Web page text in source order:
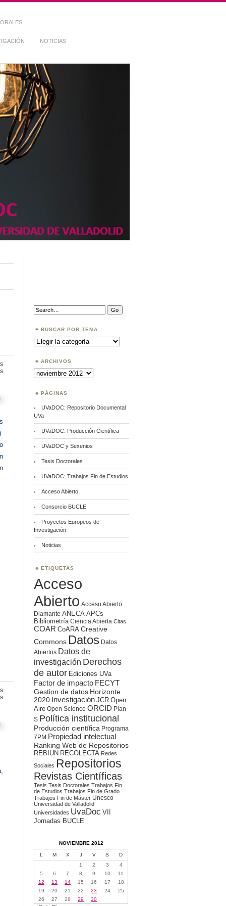
NOTICIAS
en
en
Search:
BUSCAR POR TEMA
Buscar
por
ARCHIVOS
Archivos
PÁGINAS
UVaDOC: Repositorio Documental
UVa
UVaDOC: Producción Científica
UVaDOC y Sexenios
Tesis Doctorales
UVaDOC: Trabajos Fin de Estudios
Acceso Abierto
Consorcio BUCLE
Proyectos Europeos de
Investigación
Noticias
ETIQUETAS
Acceso
Abierto Acceso Abierto
Diamante ANECA APCs
Bibliometría Ciencia Abierta Citas
COAR CoARA Creative
Commons Datos Datos
Abiertos Datos de
investigación Derechos
de autor Ediciones UVa
Factor de impacto FECYT
Gestion de datos Horizonte
2020 Investigación JCR Open
Aire Open Science ORCID Plan
S Política institucional
Producción científica Programa
7PM Propiedad intelectual
Ranking Web de Repositorios
REBIUN RECOLECTA Redes
Sociales Repositorios
Revistas Científicas
Tesis Tesis Doctorales Trabajos Fin
de Estudios Trabajos Fin de Grado
Trabajos Fin de Máster Unesco
Universidad de Valladolid
Universidades UvaDoc VII
Jornadas BUCLE
NOVIEMBRE 2012
L M X J V S
D
1
2 3
4
5
6 7 8 9 10
11
12
13 14 15 16 17
18
19
20 21 22 23 24
25
26
27 28 29 30